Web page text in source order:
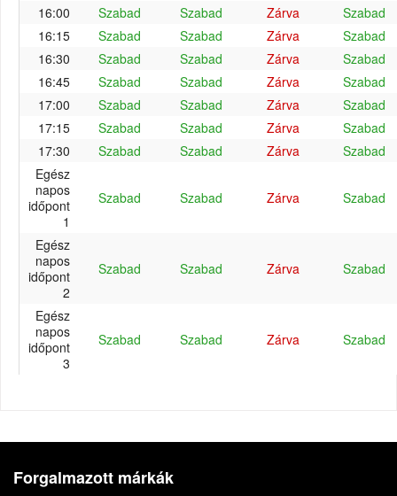
16:00
Szabad Szabad Zárva
Szabad
16:15
Szabad Szabad Zárva
Szabad
16:30
Szabad Szabad Zárva
Szabad
16:45
Szabad Szabad Zárva
Szabad
17:00
Szabad Szabad Zárva
Szabad
17:15
Szabad Szabad Zárva
Szabad
17:30
Szabad Szabad Zárva
Szabad
Egész
napos
időpont
1
Szabad Szabad Zárva Szabad
Egész
napos
időpont
2
Szabad Szabad Zárva Szabad
Egész
napos
időpont
3
Szabad Szabad Zárva Szabad
Forgalmazott márkák